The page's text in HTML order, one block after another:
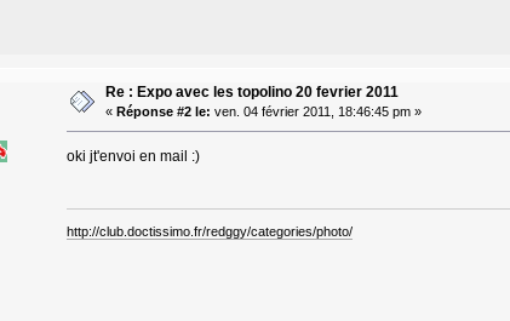
Re : Expo avec les topolino 20 fevrier 2011
« Réponse #2 le: ven. 04 février 2011, 18:46:45 pm »
oki jt'envoi en mail :)
http://club.doctissimo.fr/redggy/categories/photo/